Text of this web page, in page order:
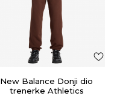
New Balance Donji dio
trenerke Athletics